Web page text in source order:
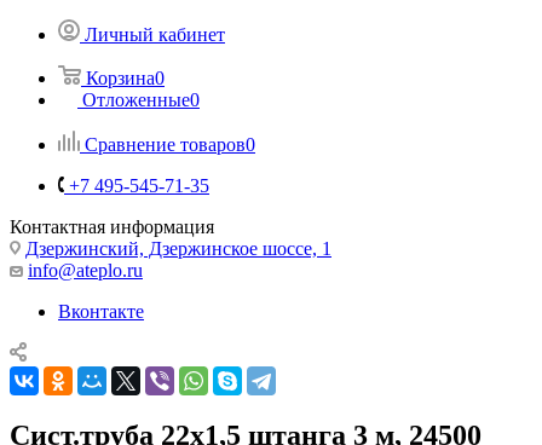
Личный кабинет
Корзина0
Отложенные0
Сравнение товаров0
+7 495-545-71-35
Контактная информация
Дзержинский, Дзержинское шоссе, 1
info@ateplo.ru
Вконтакте
Сист.труба 22x1,5 штанга 3 м, 24500